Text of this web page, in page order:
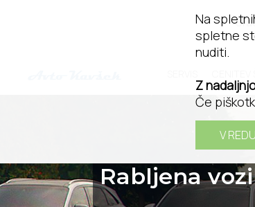
Rabljena
Na
spletne
nuditi.
Z
Če
V REDU